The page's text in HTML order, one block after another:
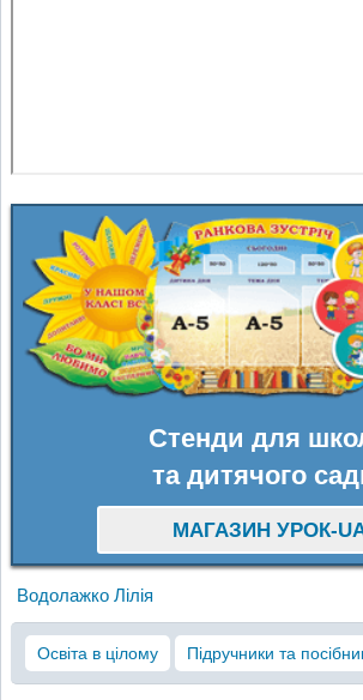
Стенди для
та дитячого
МАГАЗИН УРОК-
Водолажко Лілія
Освіта в цілому Підручники та